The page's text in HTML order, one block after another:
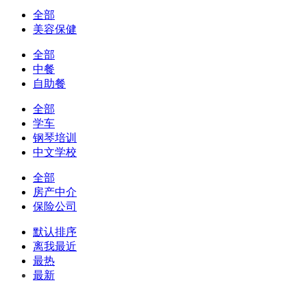
全部
美容保健
全部
中餐
自助餐
全部
学车
钢琴培训
中文学校
全部
房产中介
保险公司
默认排序
离我最近
最热
最新